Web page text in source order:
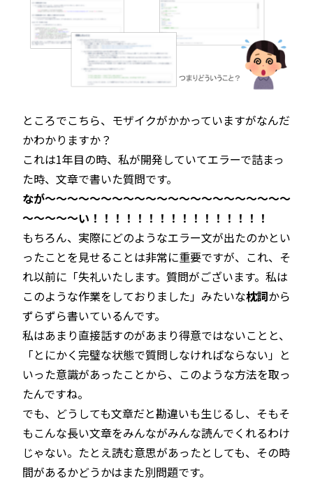
ところでこちら、モザイクがかかっていますがなんだ
かわかりますか？
これは1年目の時、私が開発していてエラーで詰まっ
た時、文章で書いた質問です。
なが～～～～～～～～～～～～～～～～～～～～～～
～～～～～い！！！！！！！！！！！！！！！！
もちろん、実際にどのようなエラー文が出たのかとい
ったことを見せることは非常に重要ですが、これ、そ
れ以前に「失礼いたします。質問がございます。私は
このような作業をしておりました」みたいな枕詞から
ずらずら書いているんです。
私はあまり直接話すのがあまり得意ではないことと、
「とにかく完璧な状態で質問しなければならない」と
いった意識があったことから、このような方法を取っ
たんですね。
でも、どうしても文章だと勘違いも生じるし、そもそ
もこんな長い文章をみんながみんな読んでくれるわけ
じゃない。たとえ読む意思があったとしても、その時
間があるかどうかはまた別問題です。